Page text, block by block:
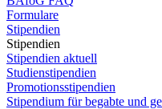
Formulare
Stipendien
Stipendien
Stipendien aktuell
Studienstipendien
Promotionsstipendien
Stipendium für begabte und